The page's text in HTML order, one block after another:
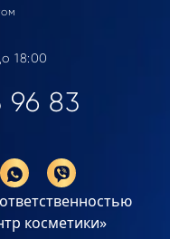
18:00
96 83
косметики»